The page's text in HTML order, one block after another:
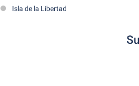
Isla de la Libertad